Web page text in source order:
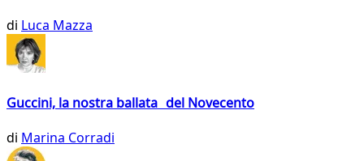
di Luca Mazza
Guccini, la nostra ballata del Novecento
di Marina Corradi